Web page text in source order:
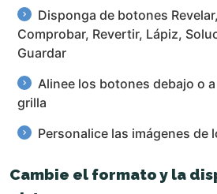
Disponga de botones
Comprobar, Revertir, Lápiz,
Guardar
Alinee los botones debajo o
grilla
Personalice las imágenes de
Cambie el formato y la